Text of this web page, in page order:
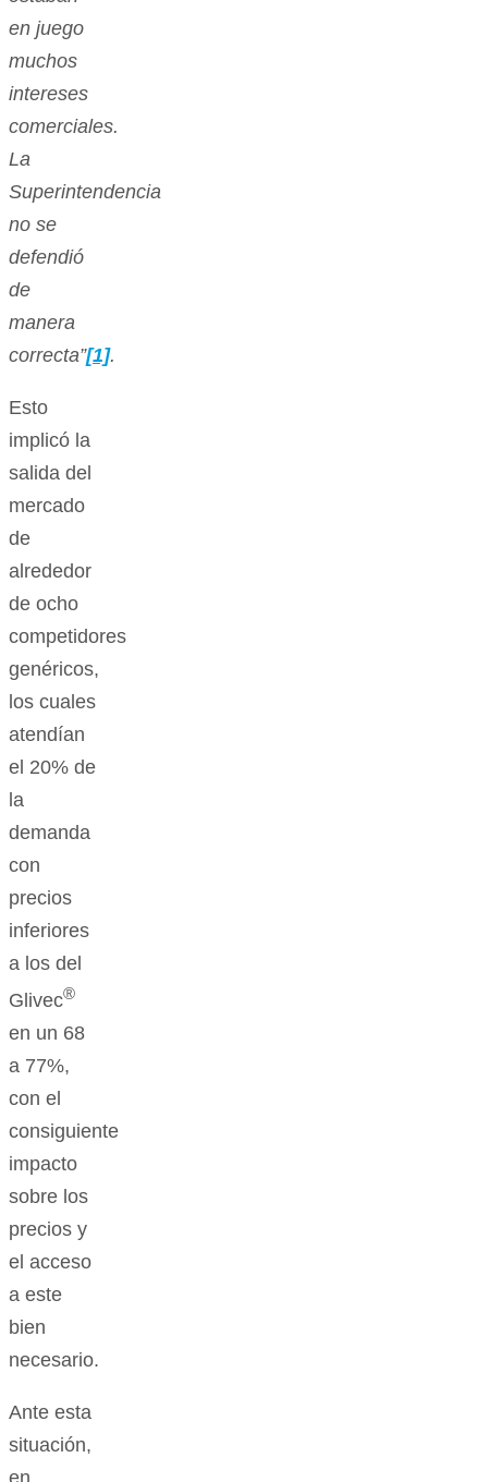
en juego
muchos
intereses
comerciales.
La
Superintendencia
no se
defendió
de
manera
correcta”[1].
Esto
implicó la
salida del
mercado
de
alrededor
de ocho
competidores
genéricos,
los cuales
atendían
el 20% de
la
demanda
con
precios
inferiores
a los del
Glivec®
en un 68
a 77%,
con el
consiguiente
impacto
sobre los
precios y
el acceso
a este
bien
necesario.
Ante esta
situación,